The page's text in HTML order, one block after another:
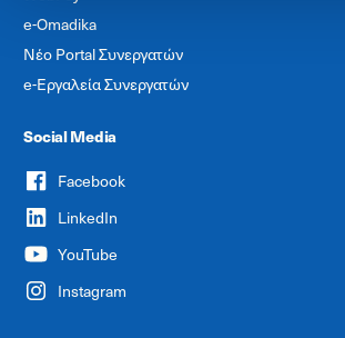
e-Omadika
Νέο Portal Συνεργατών
e-Εργαλεία Συνεργατών
Social Media
Facebook
LinkedIn
YouTube
Instagram